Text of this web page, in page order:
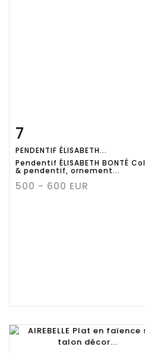
détaillée
7
PENDENTIF ÉLISABETH...
Pendentif ÉLISABETH BONTÉ
& pendentif, ornement...
500 - 600 EUR